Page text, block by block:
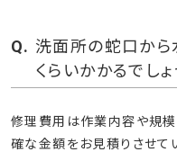
洗面所の蛇口から
くらいかかるでしょ
修理費用は作業内容や規模
確な金額をお見積りさせて